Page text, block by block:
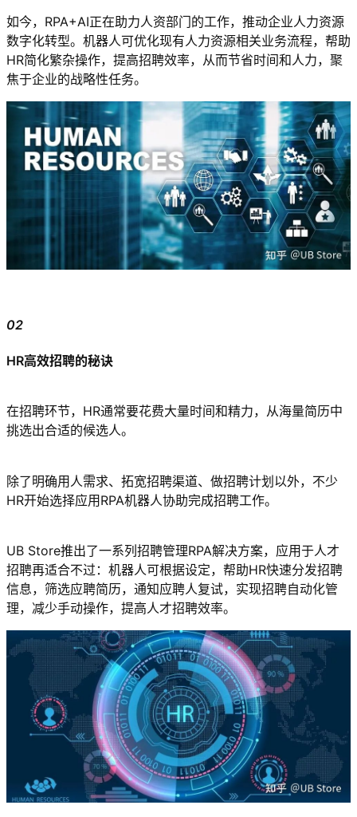
如今，RPA+AI正在助力人资部门的工作，推动企业人力资源
数字化转型。机器人可优化现有人力资源相关业务流程，帮助
HR简化繁杂操作，提高招聘效率，从而节省时间和人力，聚
焦于企业的战略性任务。
02
HR高效招聘的秘诀
在招聘环节，HR通常要花费大量时间和精力，从海量简历中
挑选出合适的候选人。
除了明确用人需求、拓宽招聘渠道、做招聘计划以外，不少
HR开始选择应用RPA机器人协助完成招聘工作。
UB Store推出了一系列招聘管理RPA解决方案，应用于人才
招聘再适合不过：机器人可根据设定，帮助HR快速分发招聘
信息，筛选应聘简历，通知应聘人复试，实现招聘自动化管
理，减少手动操作，提高人才招聘效率。